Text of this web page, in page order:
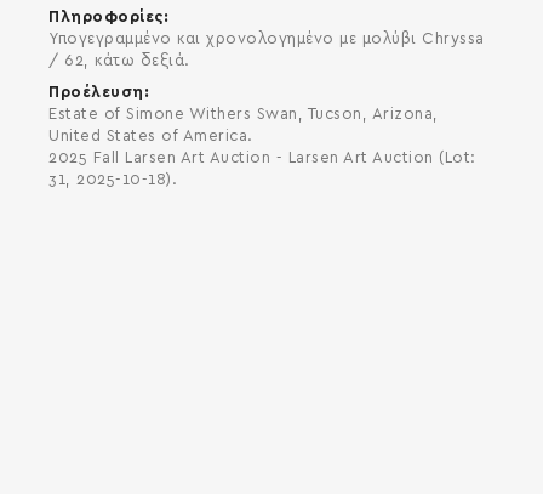
Πληροφορίες
Υπογεγραμμένο και χρονολογημένο με μολύβι Chryssa
/ 62, κάτω δεξιά.
Προέλευση
Estate of Simone Withers Swan, Tucson, Arizona,
United States of America.
2025 Fall Larsen Art Auction - Larsen Art Auction (Lot:
31, 2025-10-18).